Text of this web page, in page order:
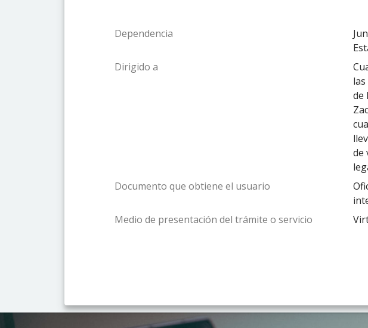
Dependencia
Dirigido a
de
de
Documento que obtiene el usuario
Medio de presentación del trámite o servicio